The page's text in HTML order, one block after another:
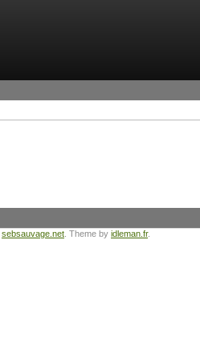
sebsauvage.net . Theme by idleman.fr.